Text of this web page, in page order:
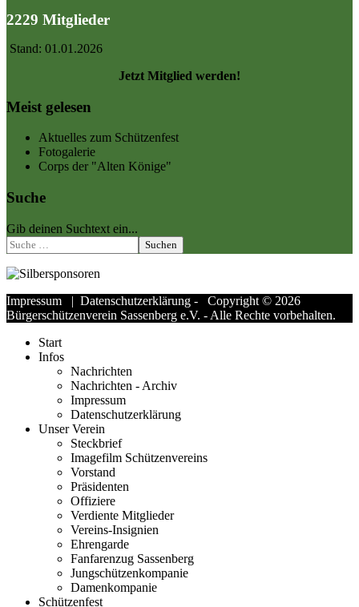
2229 Mitglieder
Stand: 01.01.2026
Jetzt Mitglied werden!
Meist gelesen
Aktuelles zum Schützenfest
Fotogalerie
Corps der "Alten Könige"
Suche
Gib deinen Suchtext ein...
Suchen
Impressum | Datenschutzerklärung - Copyright © 2026
Bürgerschützenverein Sassenberg e.V. - Alle Rechte vorbehalten.
Start
Infos
Nachrichten
Nachrichten - Archiv
Impressum
Datenschutzerklärung
Unser Verein
Steckbrief
Imagefilm Schützenvereins
Vorstand
Präsidenten
Offiziere
Verdiente Mitglieder
Vereins-Insignien
Ehrengarde
Fanfarenzug Sassenberg
Jungschützenkompanie
Damenkompanie
Schützenfest